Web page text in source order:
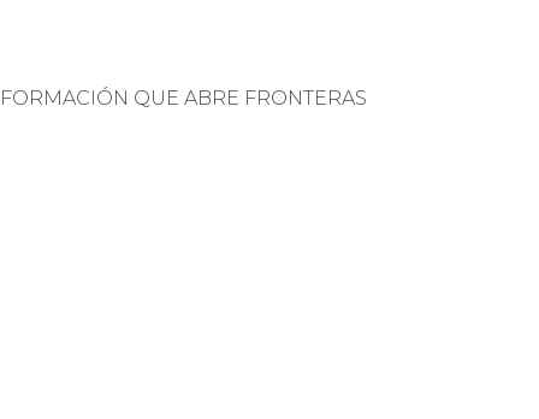
FORMACIÓN QUE ABRE FRONTERAS